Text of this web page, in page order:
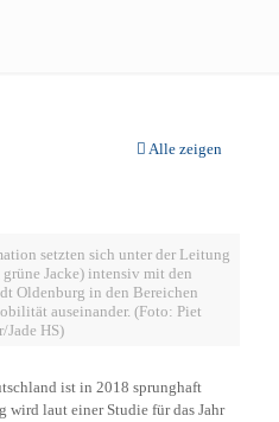
Alle zeigen
setzten sich unter der Leitung
Jacke) intensiv mit den
Oldenburg in den Bereichen
auseinander. (Foto: Piet
Jade HS)
ist in 2018 sprunghaft
wird laut einer Studie für das Jahr